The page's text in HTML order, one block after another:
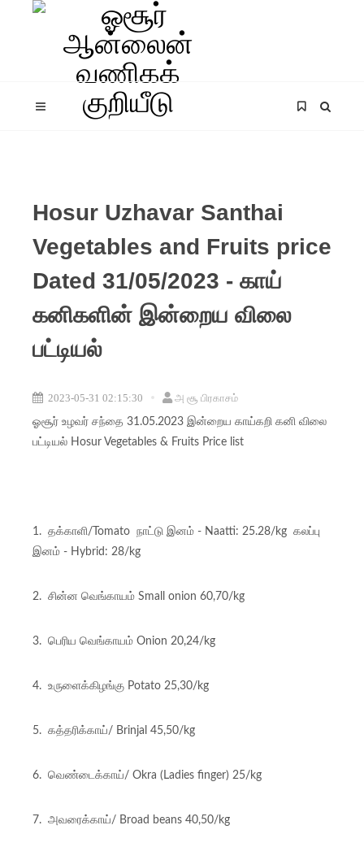
Hosur Uzhavar Santhai
Vegetables and Fruits price
Dated 31/05/2023 - காய்
கனிகளின் இன்றைய விலை
பட்டியல்
2023-05-31 02:15:30 அ சூ பிரகாசம்
ஓசூர் உழவர் சந்தை 31.05.2023 இன்றைய காய்கறி கனி விலை
பட்டியல் Hosur Vegetables & Fruits Price list
1. தக்காளி/Tomato நாட்டு இனம் - Naatti: 25.28/kg கலப்பு
இனம் - Hybrid: 28/kg
2. சின்ன வெங்காயம் Small onion 60,70/kg
3. பெரிய வெங்காயம் Onion 20,24/kg
4. உருளைக்கிழங்கு Potato 25,30/kg
5. கத்தரிக்காய்/ Brinjal 45,50/kg
6. வெண்டைக்காய்/ Okra (Ladies finger) 25/kg
7. அவரைக்காய்/ Broad beans 40,50/kg